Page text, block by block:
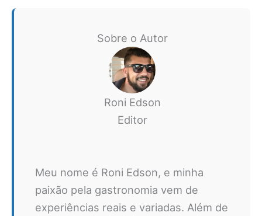
Sobre o Autor
Roni Edson
Editor
Meu nome é Roni Edson, e minha
paixão pela gastronomia vem de
experiências reais e variadas. Além de